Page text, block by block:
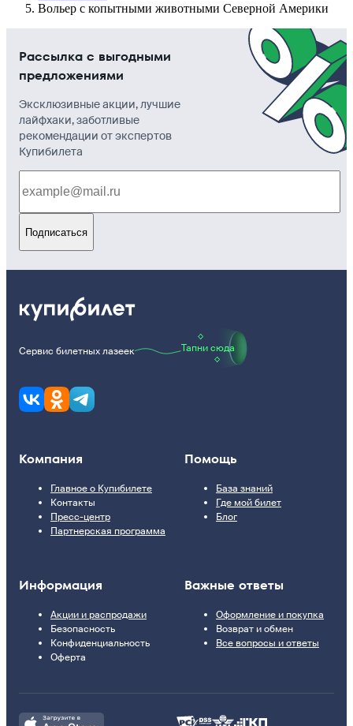
Вольер с копытными животными Северной Америки
Рассылка с выгодными
предложениями
Эксклюзивные акции, лучшие
лайфхаки, заботливые
рекомендации от экспертов
Купибилета
Подписаться
Сервис билетных лазеек Тапни сюда
Компания
Главное о Купибилете
Контакты
Пресс-центр
Партнерская программа
Помощь
База знаний
Где мой билет
Блог
Информация
Акции и распродажи
Безопасность
Конфиденциальность
Оферта
Важные ответы
Оформление и покупка
Возврат и обмен
Все вопросы и ответы